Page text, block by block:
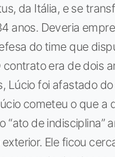
da Itália, e se
anos. Deveria
do time que
era de dois
Lúcio foi afastado do
cometeu o que a
“ato de indisciplina”
Ele ficou